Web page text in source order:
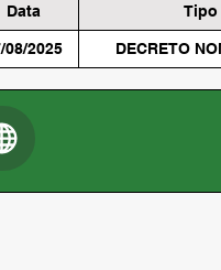
Data Tipo
08/2025 DECRETO